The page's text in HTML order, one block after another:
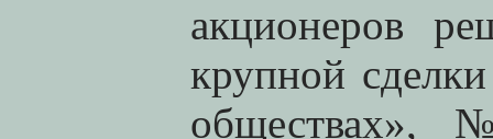
акционеров
крупной
обществах»,